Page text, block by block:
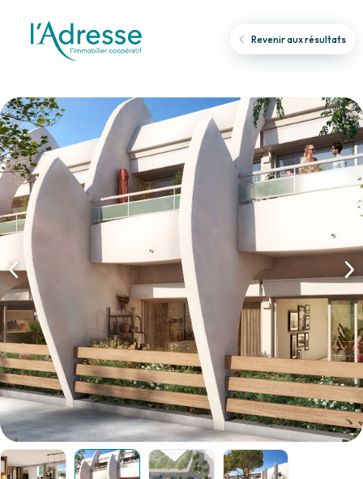
Revenir aux résultats